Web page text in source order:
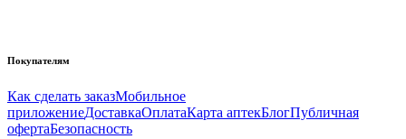
Покупателям
Как сделать заказМобильное
приложениеДоставкаОплатаКарта аптекБлогПубличная
офертаБезопасность